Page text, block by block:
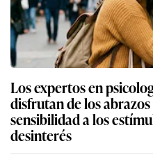
Los expertos en
disfrutan de los
sensibilidad a los
desinterés